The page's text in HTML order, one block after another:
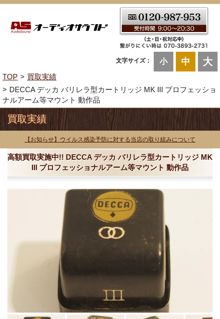
文字サイズ： 小 中 大
TOP
買取実績
DECCA デッカ バリレラ型カートリッジ MK III プロフェッショ
ナルアーム等マウント 動作品
買取実績
【お知らせ】ウイルス感染予防に対する当店の取り組みについて
高額買取実施中!! DECCA デッカ バリレラ型カートリッジ MK
III プロフェッショナルアーム等マウント 動作品